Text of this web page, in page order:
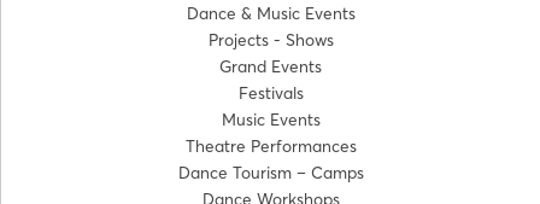
Dance & Music Events
Projects - Shows
Grand Events
Festivals
Music Events
Theatre Performances
Dance Tourism – Camps
Dance Workshops